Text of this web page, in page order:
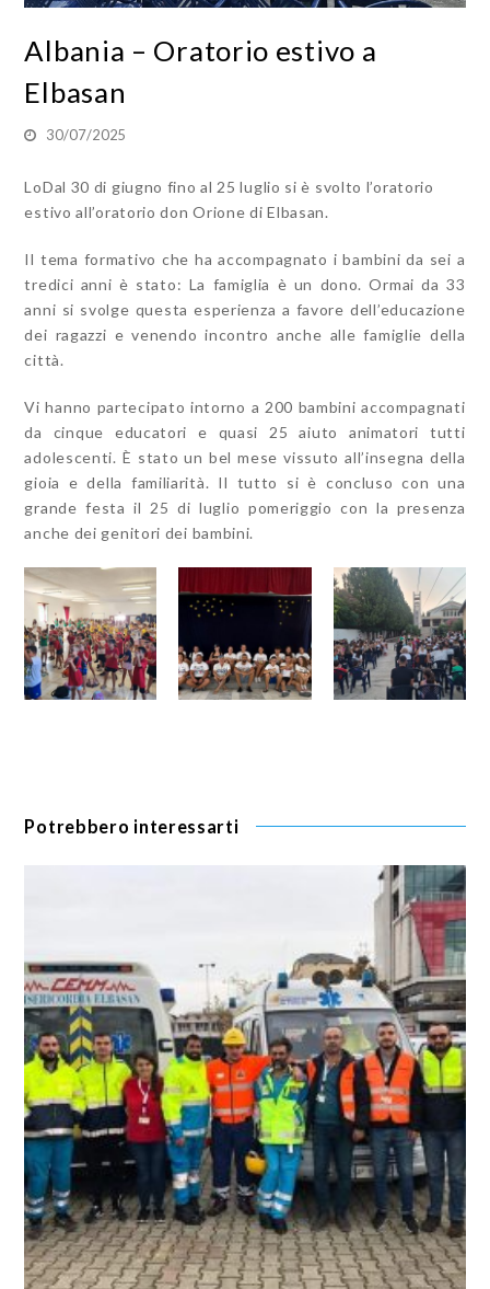
Albania – Oratorio estivo a
Elbasan
30/07/2025
LoDal 30 di giugno fino al 25 luglio si è svolto l’oratorio
estivo all’oratorio don Orione di Elbasan.
Il tema formativo che ha accompagnato i bambini da sei a
tredici anni è stato: La famiglia è un dono. Ormai da 33
anni si svolge questa esperienza a favore dell’educazione
dei ragazzi e venendo incontro anche alle famiglie della
città.
Vi hanno partecipato intorno a 200 bambini accompagnati
da cinque educatori e quasi 25 aiuto animatori tutti
adolescenti. È stato un bel mese vissuto all’insegna della
gioia e della familiarità. Il tutto si è concluso con una
grande festa il 25 di luglio pomeriggio con la presenza
anche dei genitori dei bambini.
Potrebbero interessarti